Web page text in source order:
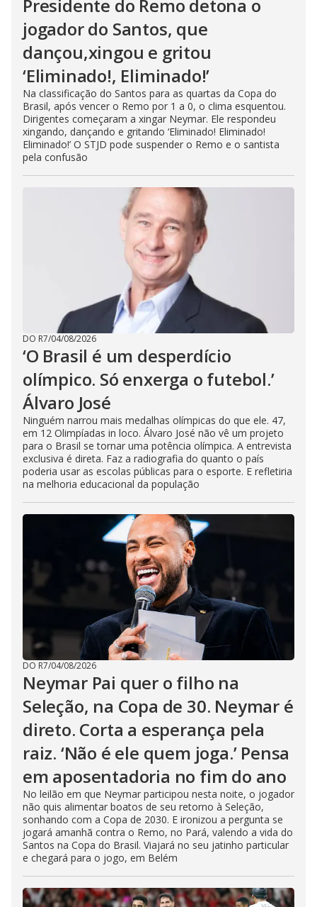
Presidente do Remo detona o
jogador do Santos, que
dançou,xingou e gritou
‘Eliminado!, Eliminado!’
Na classificação do Santos para as quartas da Copa do
Brasil, após vencer o Remo por 1 a 0, o clima esquentou.
Dirigentes começaram a xingar Neymar. Ele respondeu
xingando, dançando e gritando ‘Eliminado! Eliminado!
Eliminado!’ O STJD pode suspender o Remo e o santista
pela confusão
DO R7/04/08/2026
‘O Brasil é um desperdício
olímpico. Só enxerga o futebol.’
Álvaro José
Ninguém narrou mais medalhas olímpicas do que ele. 47,
em 12 Olimpíadas in loco. Álvaro José não vê um projeto
para o Brasil se tornar uma potência olímpica. A entrevista
exclusiva é direta. Faz a radiografia do quanto o país
poderia usar as escolas públicas para o esporte. E refletiria
na melhoria educacional da população
DO R7/04/08/2026
Neymar Pai quer o filho na
Seleção, na Copa de 30. Neymar é
direto. Corta a esperança pela
raiz. ‘Não é ele quem joga.’ Pensa
em aposentadoria no fim do ano
No leilão em que Neymar participou nesta noite, o jogador
não quis alimentar boatos de seu retorno à Seleção,
sonhando com a Copa de 2030. E ironizou a pergunta se
jogará amanhã contra o Remo, no Pará, valendo a vida do
Santos na Copa do Brasil. Viajará no seu jatinho particular
e chegará para o jogo, em Belém